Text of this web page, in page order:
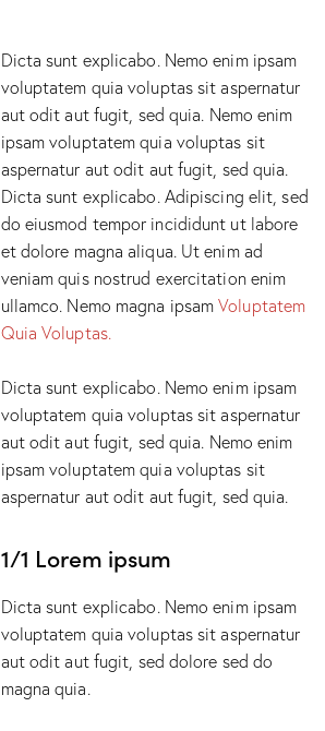
Dicta sunt explicabo. Nemo enim ipsam
voluptatem quia voluptas sit aspernatur
aut odit aut fugit, sed quia. Nemo enim
ipsam voluptatem quia voluptas sit
aspernatur aut odit aut fugit, sed quia.
Dicta sunt explicabo. Adipiscing elit, sed
do eiusmod tempor incididunt ut labore
et dolore magna aliqua. Ut enim ad
veniam quis nostrud exercitation enim
ullamco. Nemo magna ipsamVoluptatem
Quia Voluptas.
Dicta sunt explicabo. Nemo enim ipsam
voluptatem quia voluptas sit aspernatur
aut odit aut fugit, sed quia. Nemo enim
ipsam voluptatem quia voluptas sit
aspernatur aut odit aut fugit, sed quia.
1/1 Lorem ipsum
Dicta sunt explicabo. Nemo enim ipsam
voluptatem quia voluptas sit aspernatur
aut odit aut fugit, sed dolore sed do
magna quia.